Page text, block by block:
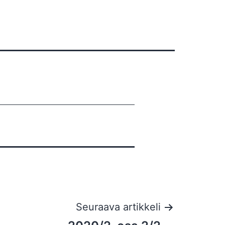
Seuraava artikkeli